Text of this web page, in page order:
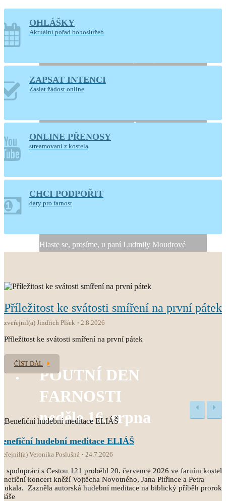
soboty o prázdninách
14-17.30 hodin
Otevřený kostel
Marie
Ústí nad Orlicí
Generální úklid kostela
Hlaste se, prosíme, u paní Ludmily Moudrové
POUTNÍ DEN
FARNOSTI
neděle 16. srpna
OHLÁŠKY
Aktuální pořad bohoslužeb
ZAPSAT INTENCI
Zaslat žádost online
ONLINE PŘENOSY
streamovaní z kostela
CHCI PODPOŘIT
dary pro farnost
Příležitost ke svátosti smíření na první pátek
zveřejnil(a) Jindřich Plšek 2.8.2026
Příležitost ke svátosti smíření na první pátek
ČÍST DÁL
hudební meditace ELIÁŠ
Veronika Poslušná 24.7.2026
spolupráci s Cestou 121 proběhl 20. července 2026 ve farním kostele
koncert kněží Vojtěcha Novotného, Jana Pitřince a Petra
Zazněla autorská hudební meditace na biblický příběh proroka